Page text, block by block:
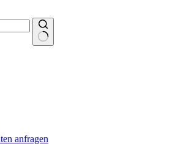
anfragen